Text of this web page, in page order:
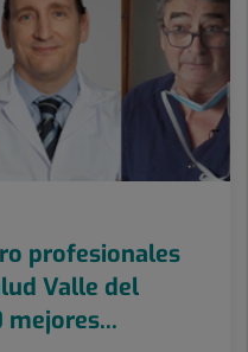
profesionales
Valle del
mejores...